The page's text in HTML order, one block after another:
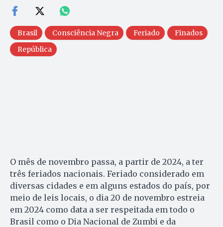
Brasil Consciência Negra Feriado
Finados
República
O mês de novembro passa, a partir de 2024, a ter
três feriados nacionais. Feriado considerado em
diversas cidades e em alguns estados do país, por
meio de leis locais, o dia 20 de novembro estreia
em 2024 como data a ser respeitada em todo o
Brasil como o Dia Nacional de Zumbi e da